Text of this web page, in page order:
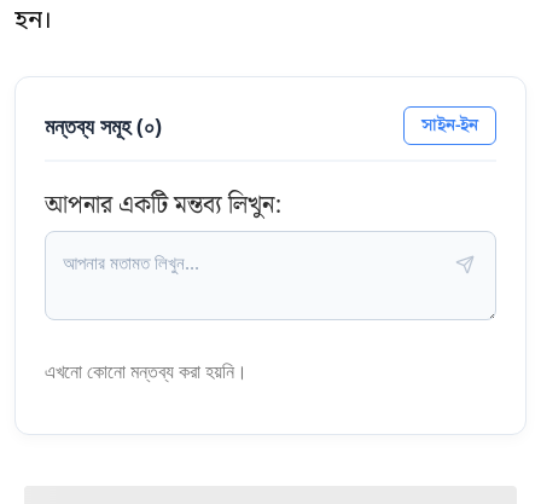
হন।
মন্তব্য সমূহ (০) সাইন-ইন
আপনার একটি মন্তব্য লিখুন:
এখনো কোনো মন্তব্য করা হয়নি।